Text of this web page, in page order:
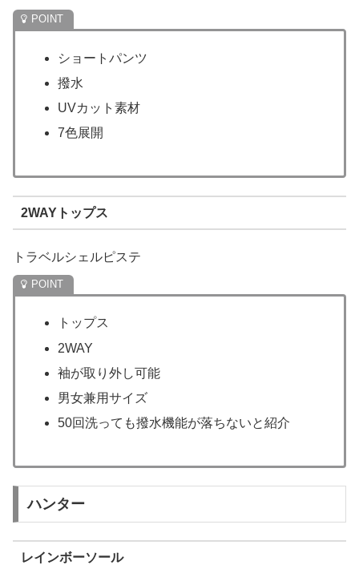
ショートパンツ
撥水
UVカット素材
7色展開
2WAYトップス
トラベルシェルピステ
トップス
2WAY
袖が取り外し可能
男女兼用サイズ
50回洗っても撥水機能が落ちないと紹介
ハンター
レインボーソール